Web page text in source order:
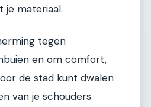
materiaal.
tegen
en om comfort,
de stad kunt dwalen
van je schouders.